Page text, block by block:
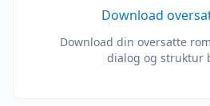
Download
Download din oversatte
dialog og struktur